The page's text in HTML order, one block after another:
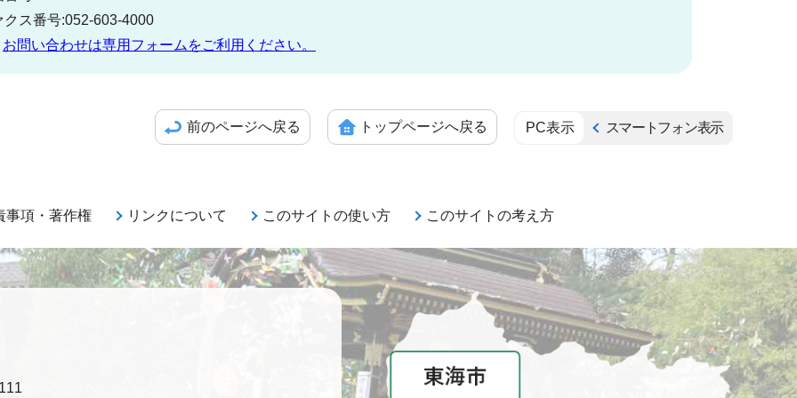
クス番号:052-603-4000
お問い合わせは専用フォームをご利用ください。
前のページへ戻る トップページへ戻る PC表示 スマートフォン表示
事項・著作権 リンクについて このサイトの使い方 このサイトの考え方